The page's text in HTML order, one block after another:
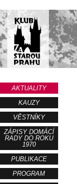
AKTUALITY
KAUZY
VĚSTNÍKY
ZÁPISY DOMÁCÍ
RADY DO ROKU
1970
PUBLIKACE
PROGRAM